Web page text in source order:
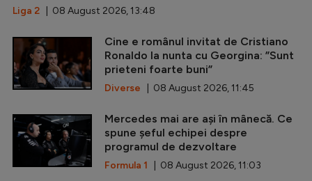
Liga 2 | 08 August 2026, 13:48
Cine e românul invitat de Cristiano
Ronaldo la nunta cu Georgina: ”Sunt
prieteni foarte buni”
Diverse | 08 August 2026, 11:45
Mercedes mai are ași în mânecă. Ce
spune șeful echipei despre
programul de dezvoltare
Formula 1 | 08 August 2026, 11:03